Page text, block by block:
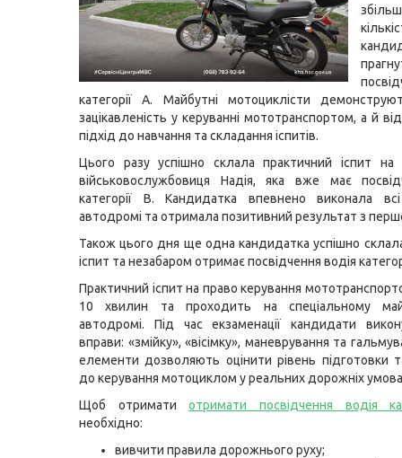
категорії А. Майбутні мотоциклісти
зацікавленість у керуванні мототранспортом, а й
підхід до навчання та складання іспитів.
Цього разу успішно склала практичний іспит на
військовослужбовиця Надія, яка вже має
категорії В. Кандидатка впевнено виконала
автодромі та отримала позитивний результат з
Також цього дня ще одна кандидатка успішно
іспит та незабаром отримає посвідчення водія
Практичний іспит на право керування
10 хвилин та проходить на спеціальному
автодромі. Під час екзаменації кандидати
вправи: «змійку», «вісімку», маневрування та
елементи дозволяють оцінити рівень підготовки
до керування мотоциклом у реальних дорожніх
Щоб отриматиотримати посвідчення водія
необхідно:
вивчити правила дорожнього руху;